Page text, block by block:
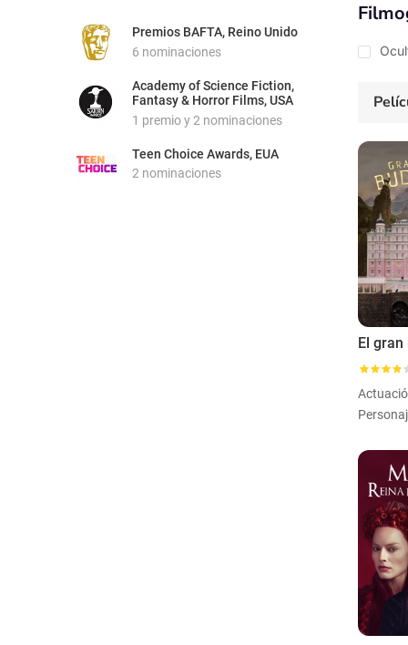
Premios BAFTA, Reino Unido
6 nominaciones
Academy of Science Fiction,
Fantasy & Horror Films, USA
1 premio y 2 nominaciones
Teen Choice Awards, EUA
2 nominaciones